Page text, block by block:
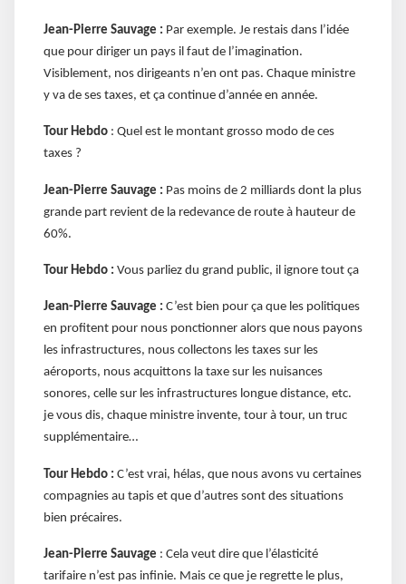
Jean-Pierre Sauvage : Par exemple. Je restais dans l’idée
que pour diriger un pays il faut de l’imagination.
Visiblement, nos dirigeants n’en ont pas. Chaque ministre
y va de ses taxes, et ça continue d’année en année.
Tour Hebdo : Quel est le montant grosso modo de ces
taxes ?
Jean-Pierre Sauvage : Pas moins de 2 milliards dont la plus
grande part revient de la redevance de route à hauteur de
60%.
Tour Hebdo : Vous parliez du grand public, il ignore tout ça
Jean-Pierre Sauvage : C’est bien pour ça que les politiques
en profitent pour nous ponctionner alors que nous payons
les infrastructures, nous collectons les taxes sur les
aéroports, nous acquittons la taxe sur les nuisances
sonores, celle sur les infrastructures longue distance, etc.
je vous dis, chaque ministre invente, tour à tour, un truc
supplémentaire…
Tour Hebdo : C’est vrai, hélas, que nous avons vu certaines
compagnies au tapis et que d’autres sont des situations
bien précaires.
Jean-Pierre Sauvage : Cela veut dire que l’élasticité
tarifaire n’est pas infinie. Mais ce que je regrette le plus,